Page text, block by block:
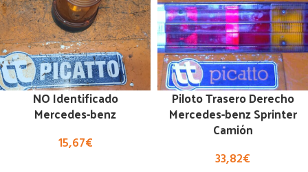
NO Identificado
Mercedes-benz
15,67€
Piloto Trasero Derecho
Mercedes-benz Sprinter
Camión
33,82€